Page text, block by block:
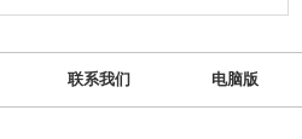
联系我们 电脑版